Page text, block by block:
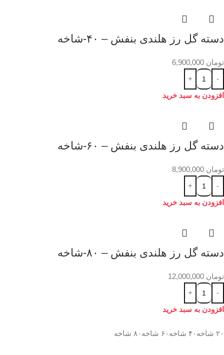
دسته گل رز هلندی بنفش – ۴۰-شاخه
تومان
افزودن به سبد خرید
دسته گل رز هلندی بنفش – ۶۰-شاخه
تومان
افزودن به سبد خرید
دسته گل رز هلندی بنفش – ۸۰-شاخه
تومان
افزودن به سبد خرید
۲۰ شاخه ۴۰ شاخه ۶۰ شاخه ۸۰ شاخه